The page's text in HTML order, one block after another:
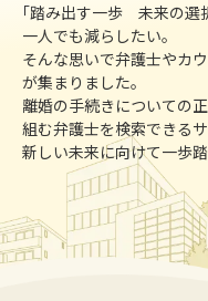
｢踏み出す一歩 未来の選
一人でも減らしたい。
そんな思いで弁護士やカ
が集まりました。
離婚の手続きについての
組む弁護士を検索できる
新しい未来に向けて一歩